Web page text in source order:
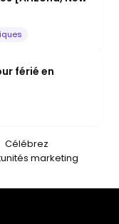
férié en
Célébrez
marketing